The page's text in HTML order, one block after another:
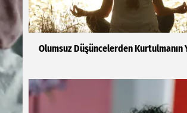
Olumsuz Düşüncelerden Kurtulmanın